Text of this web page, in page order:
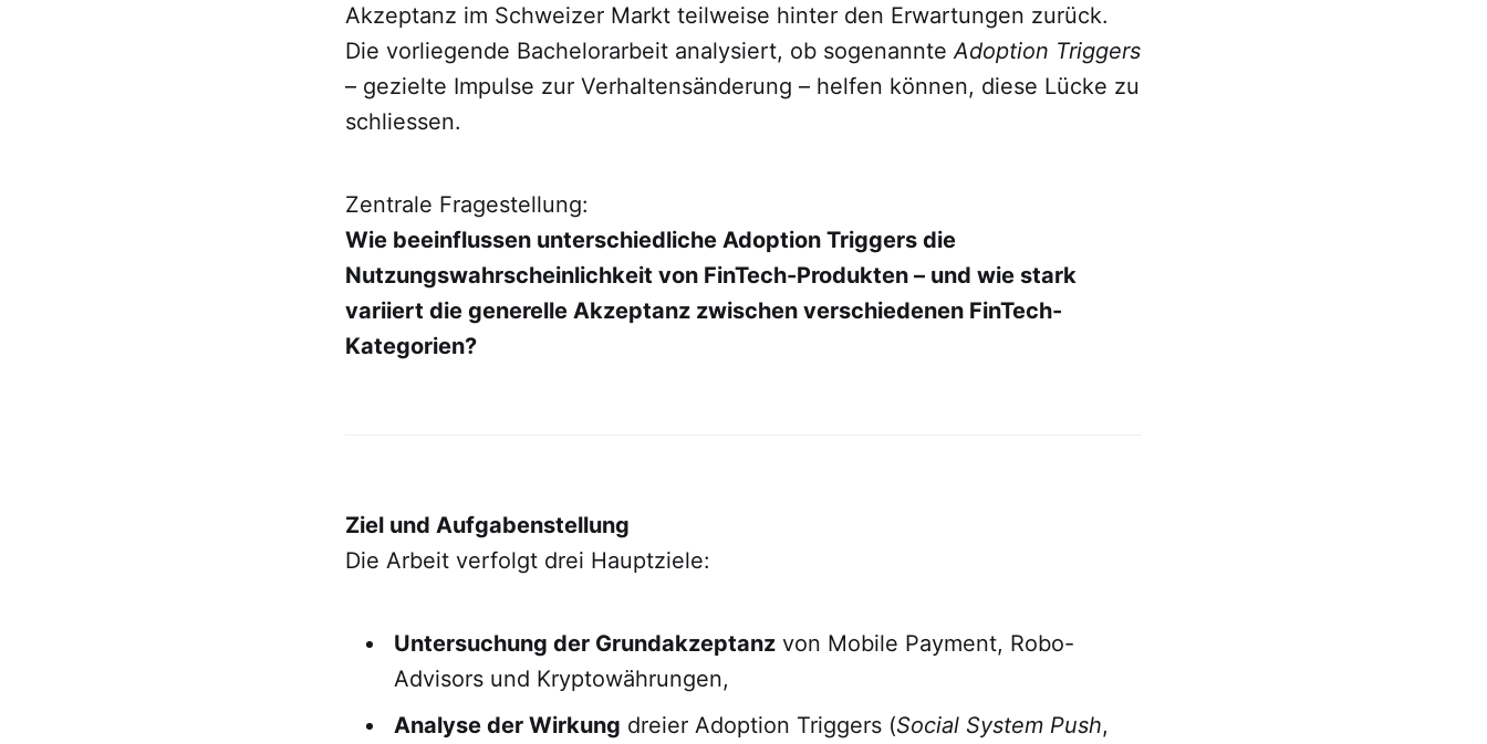
Akzeptanz im Schweizer Markt teilweise hinter den Erwartungen zurück.
Die vorliegende Bachelorarbeit analysiert, ob sogenannte Adoption Triggers
– gezielte Impulse zur Verhaltensänderung – helfen können, diese Lücke zu
schliessen.
Zentrale Fragestellung:
Wie beeinflussen unterschiedliche Adoption Triggers die
Nutzungswahrscheinlichkeit von FinTech-Produkten – und wie stark
variiert die generelle Akzeptanz zwischen verschiedenen FinTech-
Kategorien?
Ziel und Aufgabenstellung
Die Arbeit verfolgt drei Hauptziele:
Untersuchung der Grundakzeptanz von Mobile Payment, Robo-
Advisors und Kryptowährungen,
Analyse der Wirkung dreier Adoption Triggers (Social System Push,